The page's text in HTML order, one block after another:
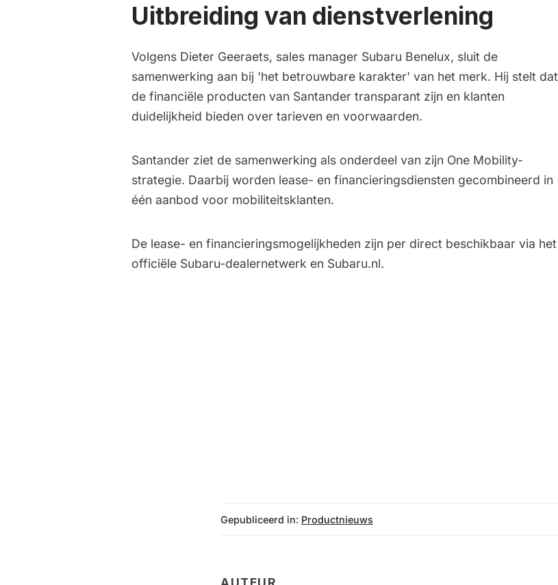
Uitbreiding van dienstverlening
Volgens Dieter Geeraets, sales manager Subaru Benelux, sluit de
samenwerking aan bij 'het betrouwbare karakter' van het merk. Hij stelt dat
de financiële producten van Santander transparant zijn en klanten
duidelijkheid bieden over tarieven en voorwaarden.
Santander ziet de samenwerking als onderdeel van zijn One Mobility-
strategie. Daarbij worden lease- en financieringsdiensten gecombineerd in
één aanbod voor mobiliteitsklanten.
De lease- en financieringsmogelijkheden zijn per direct beschikbaar via het
officiële Subaru-dealernetwerk en Subaru.nl.
Gepubliceerd in: Productnieuws